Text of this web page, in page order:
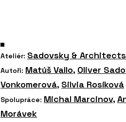
Ateliér: Sadovsky & Architects
Autoři: Matúš Vallo, Oliver
Vonkomerová, Silvia Rosíková
Spolupráce: Michal Marcinov,
Morávek